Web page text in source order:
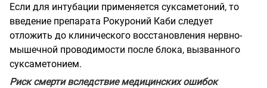
Если для интубации применяется суксаметоний, то
введение препарата Рокуроний Каби следует
отложить до клинического восстановления нервно-
мышечной проводимости после блока, вызванного
суксаметонием.
Риск смерти вследствие медицинских ошибок